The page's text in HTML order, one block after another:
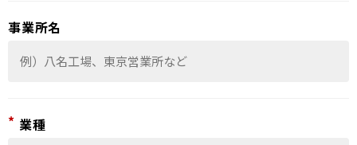
事業所名
* 業種